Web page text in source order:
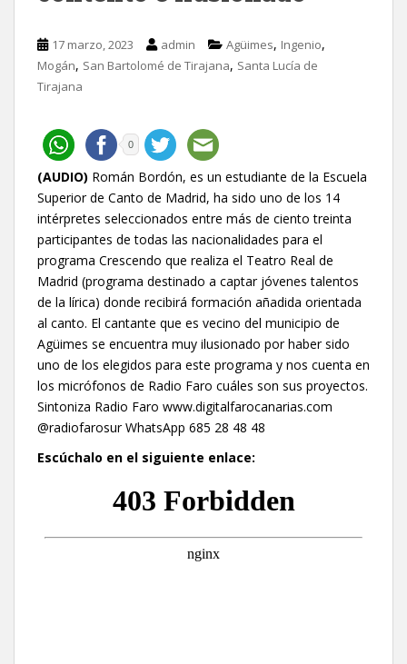
17 marzo, 2023 admin Agüimes, Ingenio,
Mogán, San Bartolomé de Tirajana, Santa Lucía de
Tirajana
0
(AUDIO) Román Bordón, es un estudiante de la Escuela
Superior de Canto de Madrid, ha sido uno de los 14
intérpretes seleccionados entre más de ciento treinta
participantes de todas las nacionalidades para el
programa Crescendo que realiza el Teatro Real de
Madrid (programa destinado a captar jóvenes talentos
de la lírica) donde recibirá formación añadida orientada
al canto. El cantante que es vecino del municipio de
Agüimes se encuentra muy ilusionado por haber sido
uno de los elegidos para este programa y nos cuenta en
los micrófonos de Radio Faro cuáles son sus proyectos.
Sintoniza Radio Faro www.digitalfarocanarias.com
@radiofarosur WhatsApp 685 28 48 48
Escúchalo en el siguiente enlace: